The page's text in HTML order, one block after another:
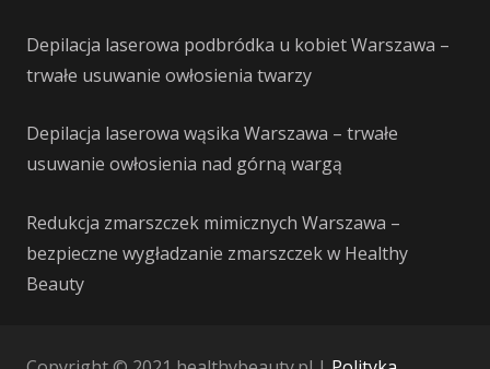
Depilacja laserowa podbródka u kobiet Warszawa –
trwałe usuwanie owłosienia twarzy
Depilacja laserowa wąsika Warszawa – trwałe
usuwanie owłosienia nad górną wargą
Redukcja zmarszczek mimicznych Warszawa –
bezpieczne wygładzanie zmarszczek w Healthy
Beauty